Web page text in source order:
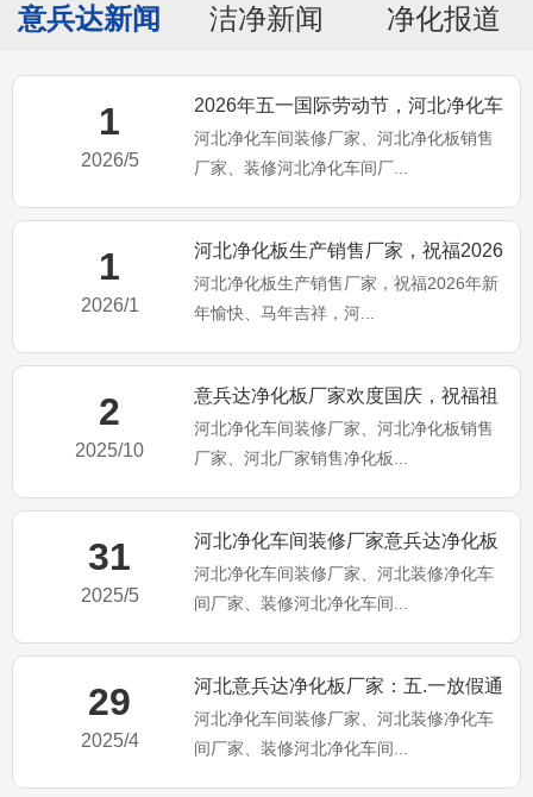
意兵达新闻 洁净新闻 净化报道
1
2026/5
2026年五一国际劳动节，河北净化车
间装修厂家意兵达洁净预
河北净化车间装修厂家、河北净化板销售
厂家、装修河北净化车间厂...
1
2026/1
河北净化板生产销售厂家，祝福2026
年新年愉快、马年吉祥
河北净化板生产销售厂家，祝福2026年新
年愉快、马年吉祥，河...
2
2025/10
意兵达净化板厂家欢度国庆，祝福祖
国繁荣昌盛，国泰民安
河北净化车间装修厂家、河北净化板销售
厂家、河北厂家销售净化板...
31
2025/5
河北净化车间装修厂家意兵达净化板
公司端午佳节祝大家：端午安
河北净化车间装修厂家、河北装修净化车
间厂家、装修河北净化车间...
29
2025/4
河北意兵达净化板厂家：五.一放假通
知，河北净化车间装修厂家
河北净化车间装修厂家、河北装修净化车
间厂家、装修河北净化车间...